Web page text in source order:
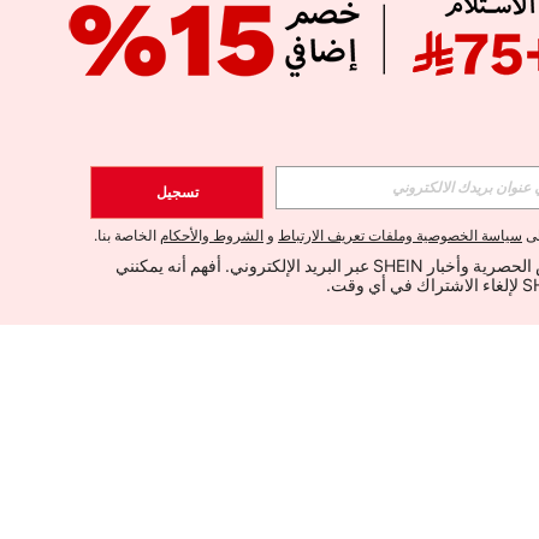
تسجيل
سياسة الخصوصية وملفات تعريف الارتباط و الشروط والأحكام الخاصة بنا.
أود تلقي العروض الحصرية وأخبار SHEIN عبر البريد الإلكتروني. أفهم أنه يمكنني